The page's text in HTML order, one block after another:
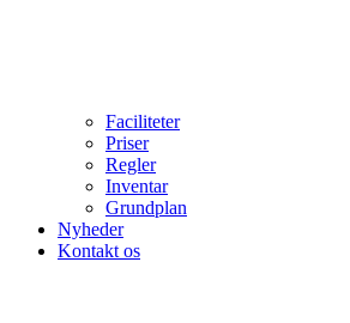
Faciliteter
Priser
Regler
Inventar
Grundplan
Nyheder
Kontakt os